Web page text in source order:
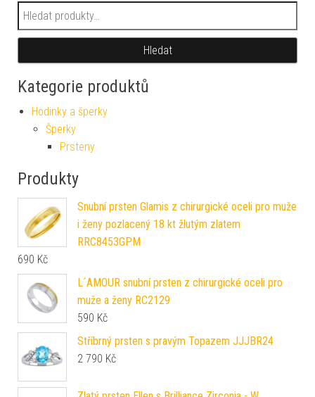
Hledat:
Hledat
Kategorie produktů
Hodinky a šperky
Šperky
Prsteny
Produkty
Snubní prsten Glamis z chirurgické oceli pro muže
i ženy pozlacený 18 kt žlutým zlatem
RRC8453GPM
690 Kč
L´AMOUR snubní prsten z chirurgické oceli pro
muže a ženy RC2129
590 Kč
Stříbrný prsten s pravým Topazem JJJBR24
2 790 Kč